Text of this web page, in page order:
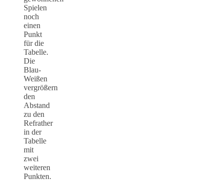
Spielen
noch
einen
Punkt
für die
Tabelle.
Die
Blau-
Weißen
vergrößern
den
Abstand
zu den
Refrather
in der
Tabelle
mit
zwei
weiteren
Punkten.